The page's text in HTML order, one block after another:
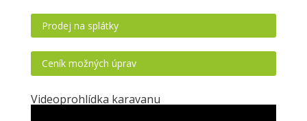
Prodej na splátky
Ceník možných úprav
Videoprohlídka karavanu